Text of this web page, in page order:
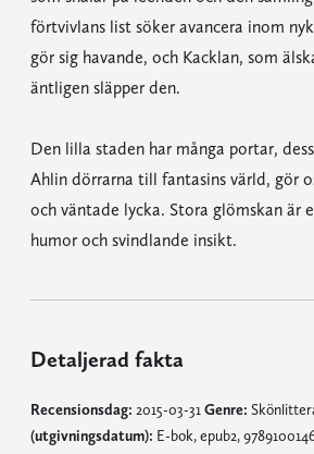
förtvivlans list söker avancera inom
gör sig havande, och Kacklan, som
äntligen släpper den.
Den lilla staden har många portar,
Ahlin dörrarna till fantasins värld, gör
och väntade lycka. Stora glömskan är
humor och svindlande insikt.
Detaljerad fakta
Recensionsdag: 2015-03-31 Genre:
(utgivningsdatum): E-bok, epub2,